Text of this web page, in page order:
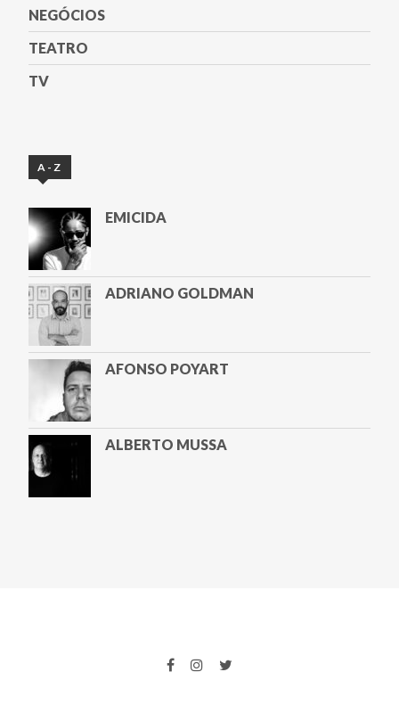
NEGÓCIOS
TEATRO
TV
A-Z
EMICIDA
ADRIANO GOLDMAN
AFONSO POYART
ALBERTO MUSSA
AMYR KLINK